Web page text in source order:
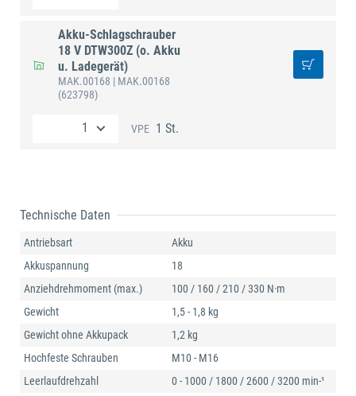
Akku-Schlagschrauber
18 V DTW300Z (o. Akku
u. Ladegerät)
MAK.00168 | MAK.00168
(623798)
VPE 1 St.
Technische Daten
Antriebsart
Akku
Akkuspannung
18
Anziehdrehmoment (max.)
100 / 160 / 210 / 330 N·m
Gewicht
1,5 - 1,8 kg
Gewicht ohne Akkupack
1,2 kg
Hochfeste Schrauben
M10 - M16
Leerlaufdrehzahl
0 - 1000 / 1800 / 2600 / 3200 min-¹